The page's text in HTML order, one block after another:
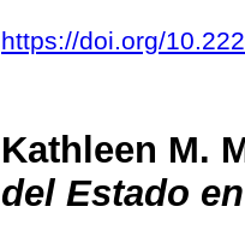
https://doi.org/
Kathleen M.
del Estado